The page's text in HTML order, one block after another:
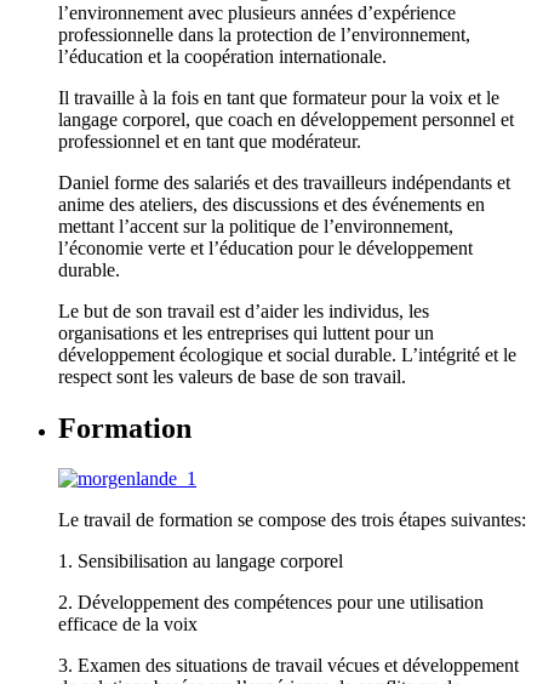
l’environnement avec plusieurs années d’expérience
professionnelle dans la protection de l’environnement,
l’éducation et la coopération internationale.
Il travaille à la fois en tant que formateur pour la voix et le
langage corporel, que coach en développement personnel et
professionnel et en tant que modérateur.
Daniel forme des salariés et des travailleurs indépendants et
anime des ateliers, des discussions et des événements en
mettant l’accent sur ​​la politique de l’environnement,
l’économie verte et l’éducation pour le développement
durable.
Le but de son travail est d’aider les individus, les
organisations et les entreprises qui luttent pour un
développement écologique et social durable. L’intégrité et le
respect sont les valeurs de base de son travail.
Formation
Le travail de formation se compose des trois étapes suivantes:
1. Sensibilisation au langage corporel
2. Développement des compétences pour une utilisation
efficace de la voix
3. Examen des situations de travail vécues et développement